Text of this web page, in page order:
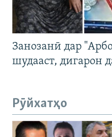
Занозанӣ дар
шудааст, дигарон
Рӯйхатҳо